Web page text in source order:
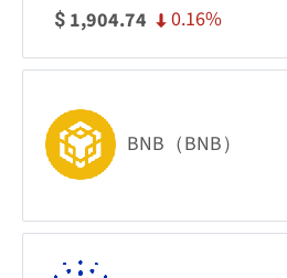
$ 1,904.74 0.16%
BNB（BNB）